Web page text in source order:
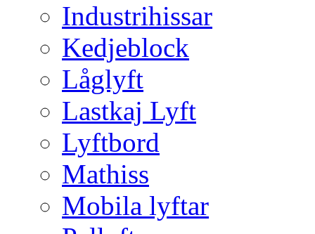
Industrihissar
Kedjeblock
Låglyft
Lastkaj Lyft
Lyftbord
Mathiss
Mobila lyftar